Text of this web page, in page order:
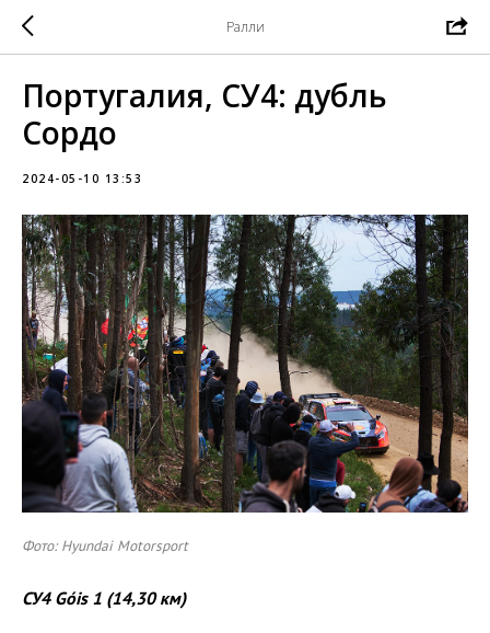
Ралли
Португалия, СУ4: дубль
Сордо
2024-05-10 13:53
Фото: Hyundai Motorsport
СУ4 Góis1 (14,30 км)